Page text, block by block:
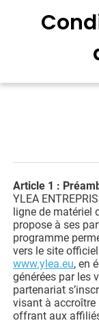
Article 1 :
YLEA
ligne de matériel
propose à ses
programme
vers le site
www.ylea.eu, en
générées par les
partenariat
visant à accroître
offrant aux